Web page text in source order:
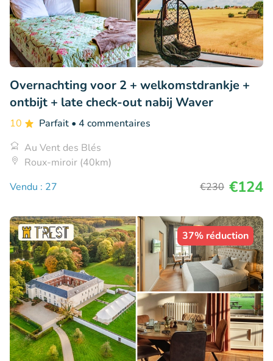
Overnachting voor 2 + welkomstdrankje +
ontbijt + late check-out nabij Waver
10 Parfait • 4 commentaires
Au Vent des Blés
Roux-miroir (40km)
Vendu : 27
€230 €124
37% réduction